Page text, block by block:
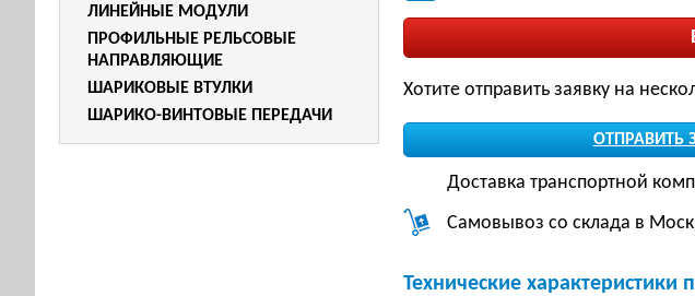
ЛИНЕЙНЫЕ МОДУЛИ
ПРОФИЛЬНЫЕ РЕЛЬСОВЫЕ
НАПРАВЛЯЮЩИЕ
ШАРИКОВЫЕ ВТУЛКИ
ШАРИКО-ВИНТОВЫЕ ПЕРЕДАЧИ
Хотите отправить заявку на
ОТПРАВИТЬ
Доставка транспортной
Самовывоз со склада в
Технические характеристики